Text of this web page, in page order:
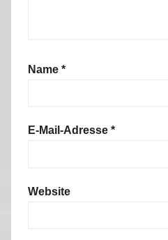
Name *
E-Mail-Adresse *
Website